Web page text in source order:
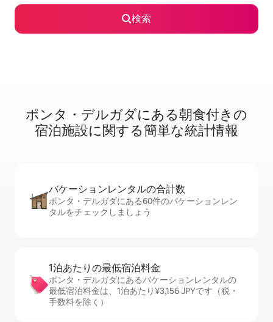
検索
ポンタ・デルガダに⁠あ⁠る朝⁠食⁠付⁠き⁠の
宿⁠泊⁠施⁠設⁠に関⁠す⁠る簡⁠単⁠な統⁠計⁠情⁠報
バケーションレ⁠ン⁠タ⁠ル⁠の合⁠計⁠数
ポンタ・デルガダにある60件のバケーションレン
タルをチェックしましょう
1泊あたりの最⁠低⁠宿⁠泊⁠料⁠金
ポンタ・デルガダにあるバケーションレンタルの
最低宿泊料金は、1泊あたり¥3,156 JPYです（税・
手数料を除く）